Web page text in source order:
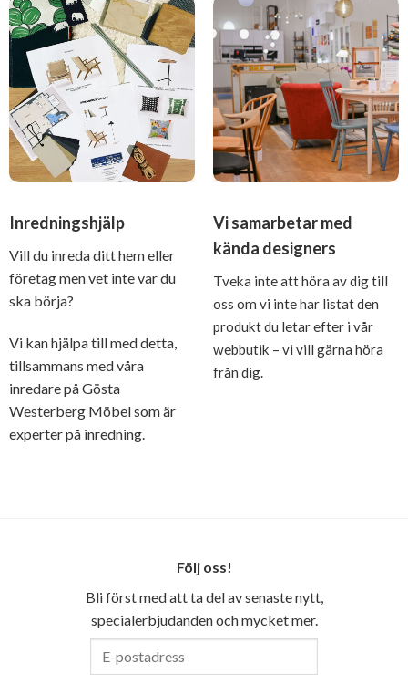
Inredningshjälp
Vill du inreda ditt hem eller
företag men vet inte var du
ska börja?
Vi kan hjälpa till med detta,
tillsammans med våra
inredare på Gösta
Westerberg Möbel som är
experter på inredning.
Vi samarbetar med
kända designers
Tveka inte att höra av dig till
oss om vi inte har listat den
produkt du letar efter i vår
webbutik – vi vill gärna höra
från dig.
Följ oss!
Bli först med att ta del av senaste nytt,
specialerbjudanden och mycket mer.